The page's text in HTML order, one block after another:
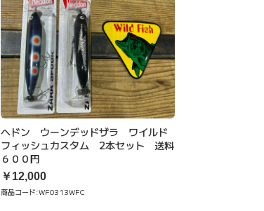
ヘドン ウーンデッドザラ ワイルド
フィッシュカスタム 2本セット 送料
６００円
￥12,000
商品コード:WF0313WFC